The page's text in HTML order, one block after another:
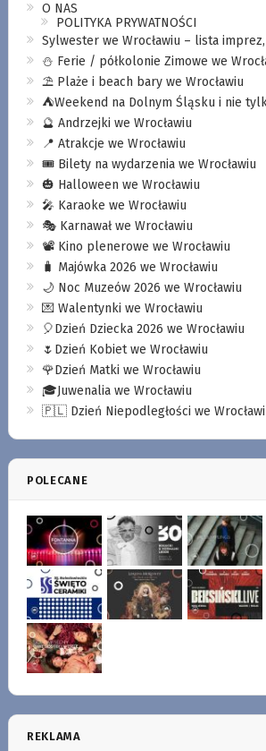
O NAS
POLITYKA PRYWATNOŚCI
Sylwester we Wrocławiu – lista
⛄️ Ferie / półkolonie Zimowe we
⛱️ Plaże i beach bary we Wrocławiu
⛺️Weekend na Dolnym Śląsku i nie
🔮 Andrzejki we Wrocławiu
📍 Atrakcje we Wrocławiu
🎟️ Bilety na wydarzenia we Wrocławiu
🎃 Halloween we Wrocławiu
🎤 Karaoke we Wrocławiu
🎭 Karnawał we Wrocławiu
📽️ Kino plenerowe we Wrocławiu
🧳 Majówka 2026 we Wrocławiu
🌙 Noc Muzeów 2026 we Wrocławiu
💌 Walentynki we Wrocławiu
🎈Dzień Dziecka 2026 we Wrocławiu
🌷Dzień Kobiet we Wrocławiu
🌹Dzień Matki we Wrocławiu
🎓Juwenalia we Wrocławiu
🇵🇱 Dzień Niepodległości we
POLECANE
REKLAMA